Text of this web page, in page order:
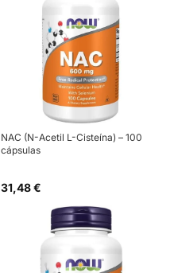
NAC (N-Acetil L-Cisteína) – 100
cápsulas
31,48 €